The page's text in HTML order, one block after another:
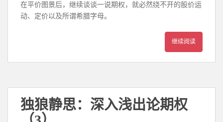
在平价图景后，继续谈谈一说期权，就必然绕不开的股价运
动、定价以及所谓希腊字母。
继续阅读
独狼静思：深入浅出论期权